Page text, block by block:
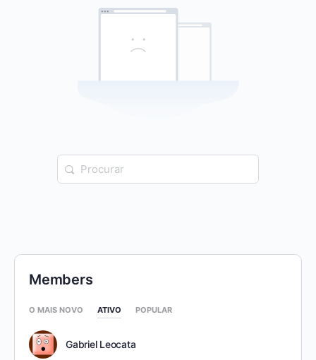
Procurar:
Members
O MAIS NOVO ATIVO POPULAR
Gabriel Leocata